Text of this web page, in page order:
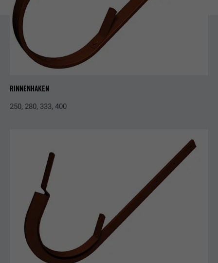
RINNENHAKEN
250, 280, 333, 400